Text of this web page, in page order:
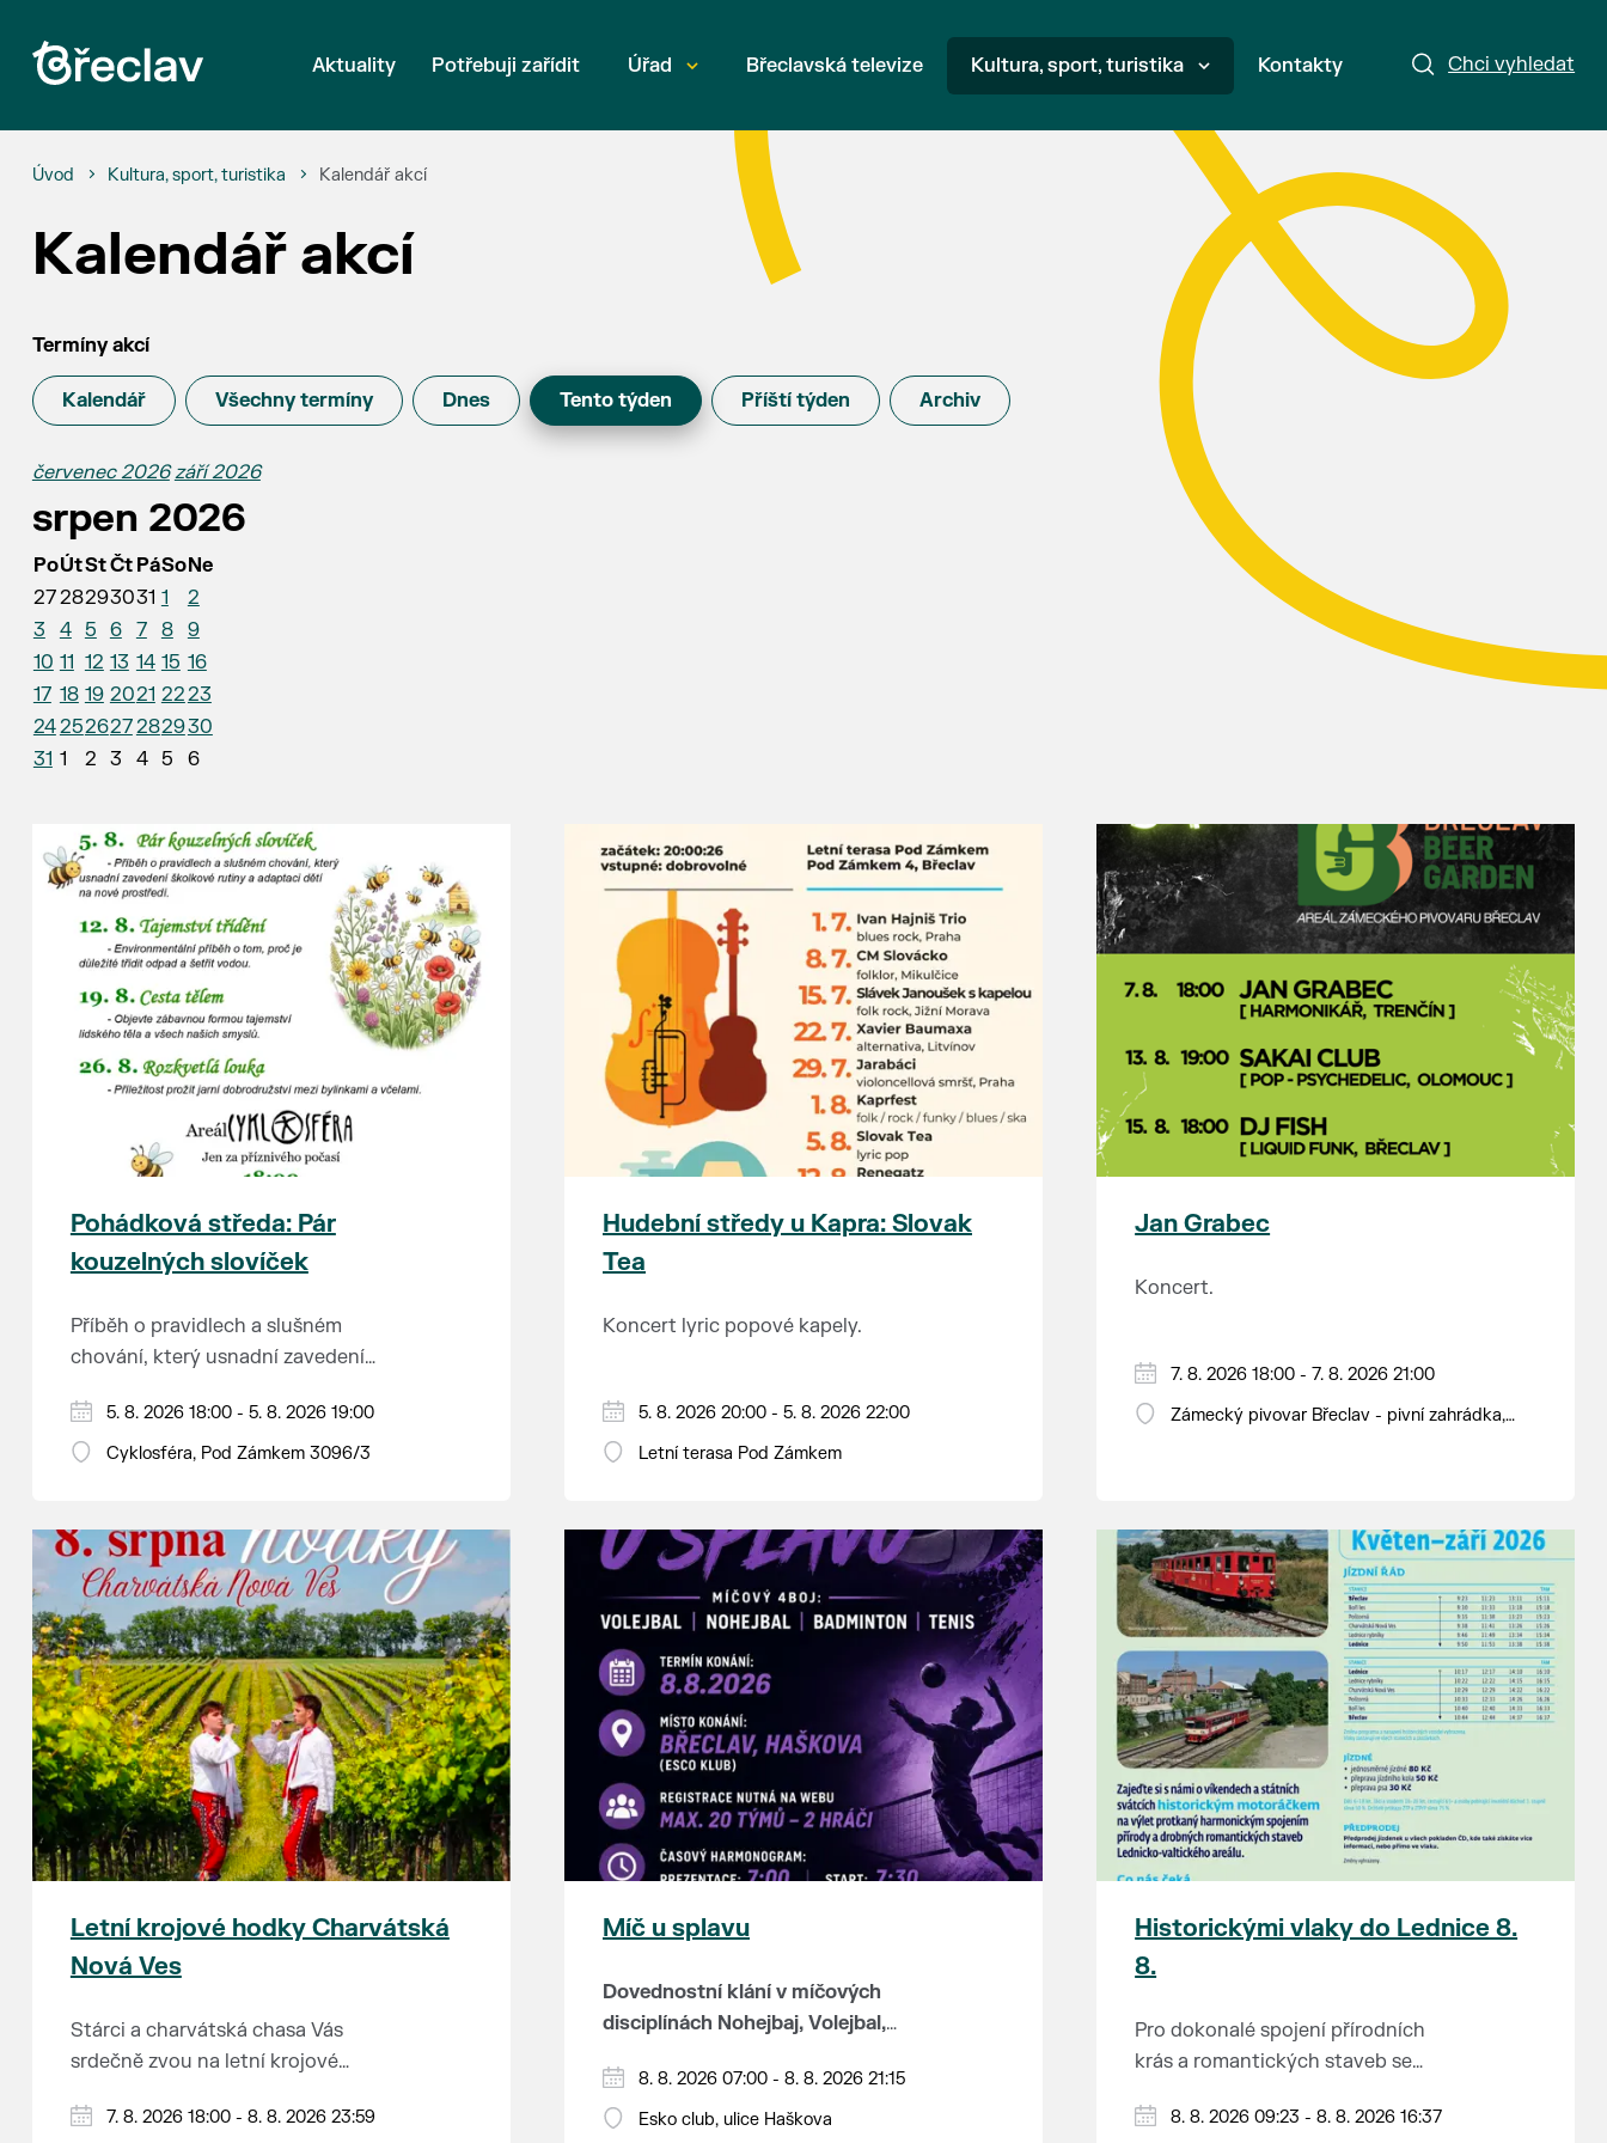
Chci vyhledat
Aktuality Potřebuji zařídit Úřad Břeclavská televize Kultura, sport, turistika Kontakty
Úvod Kultura, sport, turistika Kalendář akcí
Kalendář akcí
Termíny akcí
Kalendář Všechny termíny Dnes Tento týden Příští týden Archiv
červenec 2026 září 2026
srpen 2026
PoÚtStČt PáSoNe
2728293031 1
2
3
4 5 6 7 8
9
10 11 12 13 14 15 16
17 18 19 2021 2223
24252627282930
31 1 2 3 4 5 6
Pohádková středa: Pár
kouzelných slovíček
Příběh o pravidlech a slušném
chování, který usnadní zavedení
nové prostředí.
Hraje se jen za příznivého počasí.
Vstupné dobrovolné.
5. 8. 2026 18:00 - 5. 8. 2026 19:00
Cyklosféra, Pod Zámkem 3096/3
Hudební středy u Kapra: Slovak
Tea
Koncert lyric popové kapely.
5. 8. 2026 20:00 - 5. 8. 2026 22:00
Letní terasa Pod Zámkem
Jan Grabec
Koncert.
7. 8. 2026 18:00 - 7. 8. 2026 21:00
Zámecký pivovar Břeclav - pivní zahrádka,
Letní krojové hodky Charvátská
Nová Ves
Stárci a charvátská chasa Vás
srdečně zvou na letní krojové
PÁTEK 7. srpna
7. 8. 2026 18:00 - 8. 8. 2026 23:59
Míč u splavu
Dovednostní klání v míčových
disciplínách Nohejbaj, Volejbal,
Zúčastnit se může max. 20
dvojčlenných týmů - každý tým si
8. 8. 2026 07:00 - 8. 8. 2026 21:15
Esko club, ulice Haškova
Historickými vlaky do Lednice 8.
8.
Pro dokonalé spojení přírodních
krás a romantických staveb se
přezdívá Zahrada Evropy. Na výlet
Od 1. května do 28. září vás o
8. 8. 2026 09:23 - 8. 8. 2026 16:37